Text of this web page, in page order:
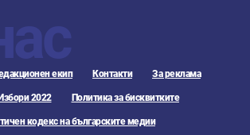
екип Контакти За реклама
2022 Политика за бисквитките
кодекс на българските медии